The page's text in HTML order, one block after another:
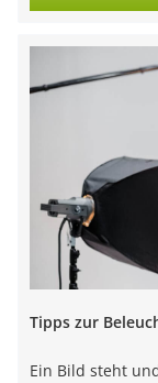
Tipps zur
Ein Bild steht